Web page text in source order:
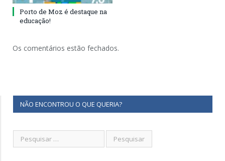
Porto de Moz é destaque na
educação!
Os comentários estão fechados.
NÃO ENCONTROU O QUE QUERIA?